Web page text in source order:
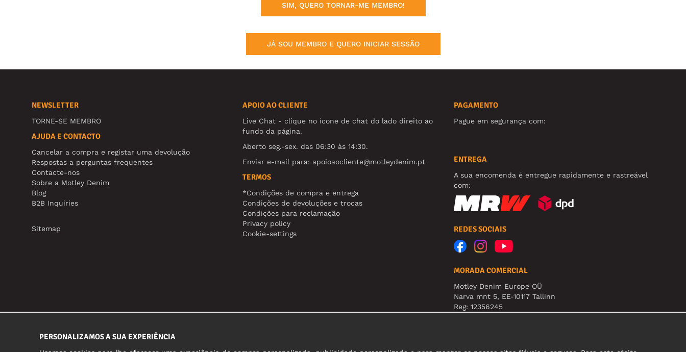
SIM, QUERO TORNAR-ME MEMBRO!
JÁ SOU MEMBRO E QUERO INICIAR SESSÃO
NEWSLETTER
TORNE-SE MEMBRO
AJUDA E CONTACTO
Cancelar a compra e registar uma devolução
Respostas a perguntas frequentes
Contacte-nos
Sobre a Motley Denim
Blog
B2B Inquiries
Sitemap
APOIO AO CLIENTE
Live Chat - clique no ícone de chat do lado direito ao
fundo da página.
Aberto seg.-sex. das 06:30 às 14:30.
Enviar e-mail para: apoioaocliente@motleydenim.pt
TERMOS
*Condições de compra e entrega
Condições de devoluções e trocas
Condições para reclamação
Privacy policy
Cookie-settings
PAGAMENTO
Pague em segurança com:
ENTREGA
A sua encomenda é entregue rapidamente e rastreável
com:
REDES SOCIAIS
MORADA COMERCIAL
Motley Denim Europe OÜ
Narva mnt 5, EE-10117 Tallinn
Reg: 12356245
PERSONALIZAMOS A SUA EXPERIÊNCIA